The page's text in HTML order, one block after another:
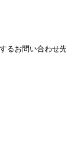
るお問い合わせ